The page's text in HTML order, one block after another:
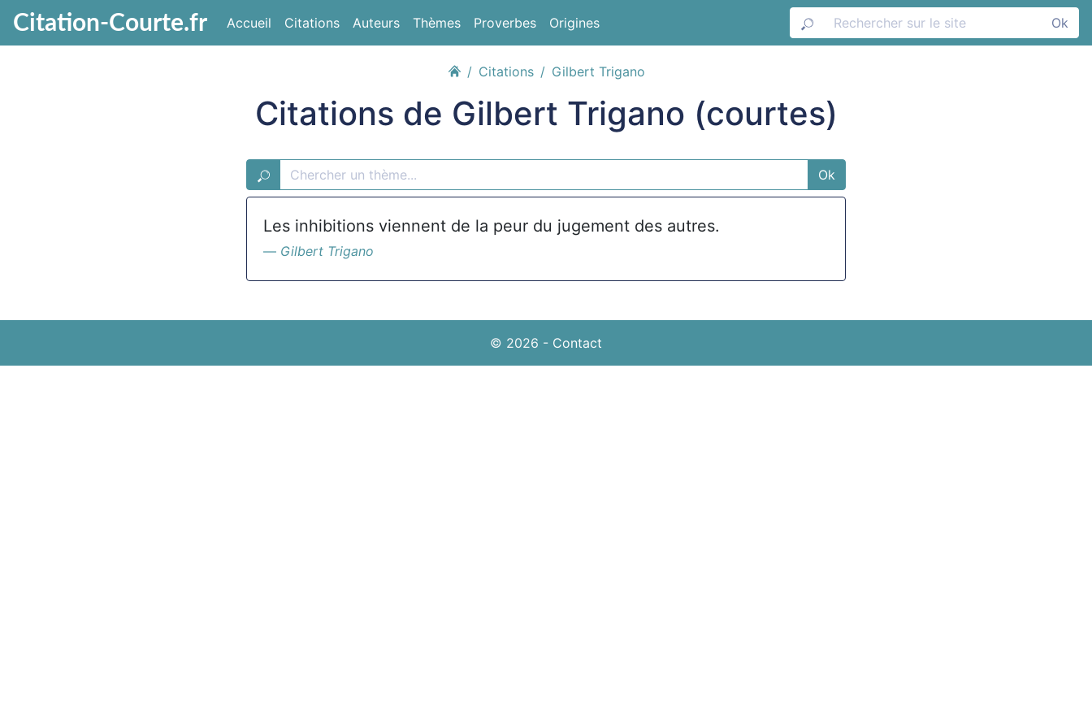
Citation-Courte.fr Accueil Citations Auteurs Thèmes Proverbes Origines Ok
Citations Gilbert Trigano
Citations de Gilbert Trigano (courtes)
Ok
Les inhibitions viennent de la peur du jugement des autres.
Gilbert Trigano
© 2026 - Contact